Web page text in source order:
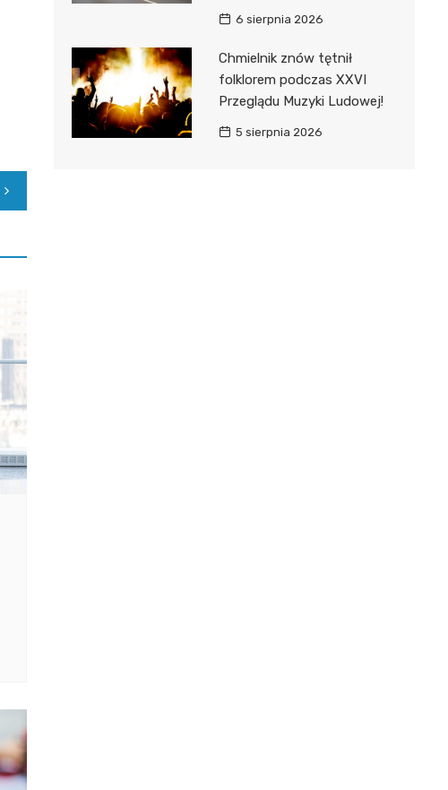
6 sierpnia 2026
Chmielnik znów tętnił
folklorem podczas XXVI
Przeglądu Muzyki Ludowej!
5 sierpnia 2026